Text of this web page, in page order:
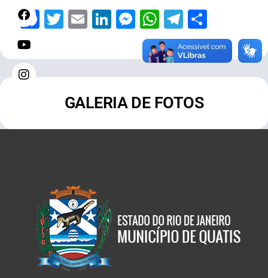
Facebook
Twitter
EmailLinkedIn
Messenger
WhatsApp
Telegram
GALERIA DE FOTOS